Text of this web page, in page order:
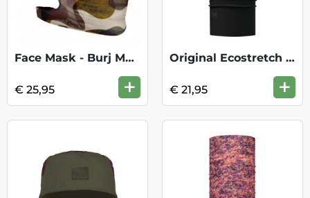
Face Mask - Burj Multi
€ 25,95 +
Original Ecostretch Nckwrmr -Solid Black
€ 21,95 +